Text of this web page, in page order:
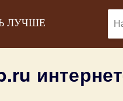
ЛУЧШЕ